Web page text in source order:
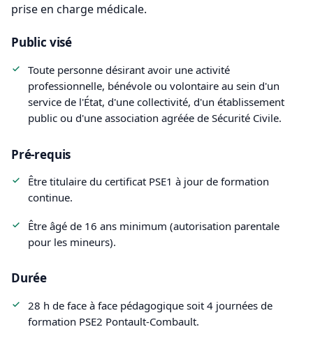
prise en charge médicale.
Public visé
Toute personne désirant avoir une activité
professionnelle, bénévole ou volontaire au sein d'un
service de l'État, d'une collectivité, d'un établissement
public ou d'une association agréée de Sécurité Civile.
Pré-requis
Être titulaire du certificat PSE1 à jour de formation
continue.
Être âgé de 16 ans minimum (autorisation parentale
pour les mineurs).
Durée
28 h de face à face pédagogique soit 4 journées de
formation PSE2 Pontault-Combault.